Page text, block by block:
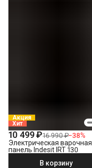
Акция
Хит
10 499 ₽16 990 ₽−38%
Электрическая варочная
панель Indesit IRT 130
В корзину